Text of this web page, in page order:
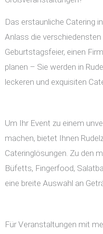
Das erstaunliche Catering
Anlass die verschiedensten
Geburtstagsfeier, einen
planen – Sie werden in
leckeren und exquisiten
Um Ihr Event zu einem
machen, bietet Ihnen
Cateringlösungen. Zu den
Büfetts, Fingerfood,
eine breite Auswahl an
Für Veranstaltungen mit